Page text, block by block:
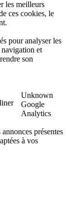
les meilleurs
ces cookies, le
pour analyser les
navigation et
son
Unknown
Google
Analytics
présentes
à vos